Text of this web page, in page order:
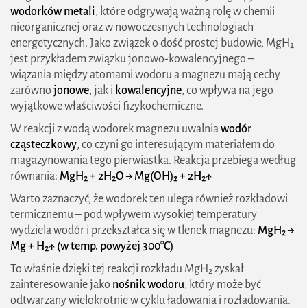
wodorków metali, które odgrywają ważną rolę w chemii
nieorganicznej oraz w nowoczesnych technologiach
energetycznych. Jako związek o dość prostej budowie, MgH₂
jest przykładem związku jonowo-kowalencyjnego –
wiązania między atomami wodoru a magnezu mają cechy
zarówno jonowe, jak i kowalencyjne, co wpływa na jego
wyjątkowe właściwości fizykochemiczne.
W reakcji z wodą wodorek magnezu uwalniawodór
cząsteczkowy, co czyni go interesującym materiałem do
magazynowania tego pierwiastka. Reakcja przebiega według
równania: MgH₂ + 2H₂O → Mg(OH)₂ + 2H₂↑
Warto zaznaczyć, że wodorek ten ulega również rozkładowi
termicznemu – pod wpływem wysokiej temperatury
wydziela wodór i przekształca się w tlenek magnezu: MgH₂ →
Mg + H₂↑ (w temp. powyżej 300°C)
To właśnie dzięki tej reakcji rozkładu MgH₂ zyskał
zainteresowanie jako nośnik wodoru, który może być
odtwarzany wielokrotnie w cyklu ładowania i rozładowania.
Bariery i wyzwania związane z produkcją oraz
wykorzystaniem
Kierunki dalszych badań i rozwoju technologii
opartej na wodorkach
FAQ wodorek magnezu
Co to jest wodorek magnezu?
Jakie są właściwości wodorku magnezu?
Do czego stosuje się wodorek magnezu?
Czy wodorek magnezu jest bezpieczny?
Jakie znaczenie ma wodorek magnezu dla
przyszłości energetyki?